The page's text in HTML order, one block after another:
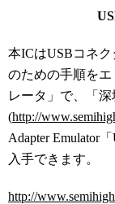
本ICはUSBコネ
のための手順をエ
レータ」で、「
(http://
Adapter Emulator
入手できます。
http://